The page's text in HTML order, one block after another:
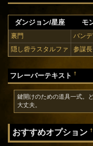
ダンジョン/星座 モ
裏門
バンデ
隠し砦ラスタルファ
参謀
フレーバーテキスト†
鍵開けのための道具一式。
大丈夫。
おすすめオプション†